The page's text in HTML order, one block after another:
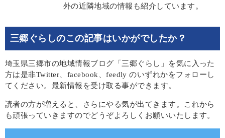
外の近隣地域の情報も紹介しています。
三郷ぐらしのこの記事はいかがでしたか？
埼玉県三郷市の地域情報ブログ「三郷ぐらし」を気に入った
方は是非Twitter、facebook、feedly のいずれかをフォローし
てください。最新情報を受け取る事ができます。
読者の方が増えると、さらにやる気が出てきます。これから
も頑張っていきますのでどうぞよろしくお願いいたします。